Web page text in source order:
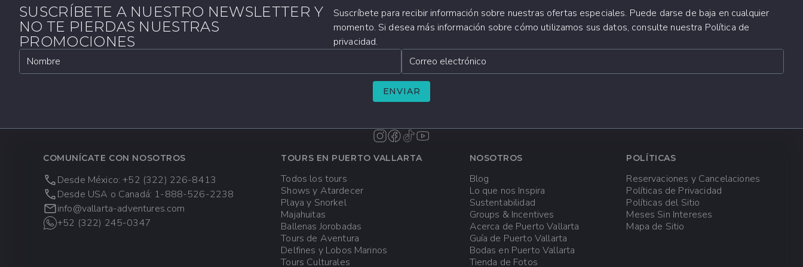
Extreme Adventure
Sea Safari
Menos de 48 horas antes del Tour o en caso de no presentarse:
Si cancelas en menos de
48 horas antes del tour, llegas tarde o no te presentas el día del tour,
no habrá cambios ni
reembolsos.
Para reservas realizadas bajo la Promoción 3x2, no se
menos 24 horas antes del tour.
cancelaciones.
Cambios a tus reservaciones o cancelaciones deben ser solicitados comunicándote ainfo@vallarta-
o a los teléfonos (322) 226 8413 (desde México) o 1-888-526-2238 (desde Estados
SUSCRÍBETE A NUESTRO NEWSLETTER Y
NO TE PIERDAS NUESTRAS
PROMOCIONES
Suscríbete para recibir información sobre nuestras ofertas especiales. Puede darse de baja en cualquier
momento. Si desea más información sobre cómo utilizamos sus datos, consulte nuestra Política de
privacidad.
Nombre
Correo electrónico
ENVIAR
COMUNÍCATE CON NOSOTROS
Desde México: +52 (322) 226-8413
Desde USA o Canadá: 1-888-526-2238
info@vallarta-adventures.com
+52 (322) 245-0347
TOURS EN PUERTO VALLARTA
Todos los tours
Shows y Atardecer
Playa y Snorkel
Majahuitas
Ballenas Jorobadas
Tours de Aventura
Delfines y Lobos Marinos
Tours Culturales
NOSOTROS
Blog
Lo que nos Inspira
Sustentabilidad
Groups & Incentives
Acerca de Puerto Vallarta
Guía de Puerto Vallarta
Bodas en Puerto Vallarta
Tienda de Fotos
POLÍTICAS
Reservaciones y Cancelaciones
Políticas de Privacidad
Políticas del Sitio
Meses Sin Intereses
Mapa de Sitio